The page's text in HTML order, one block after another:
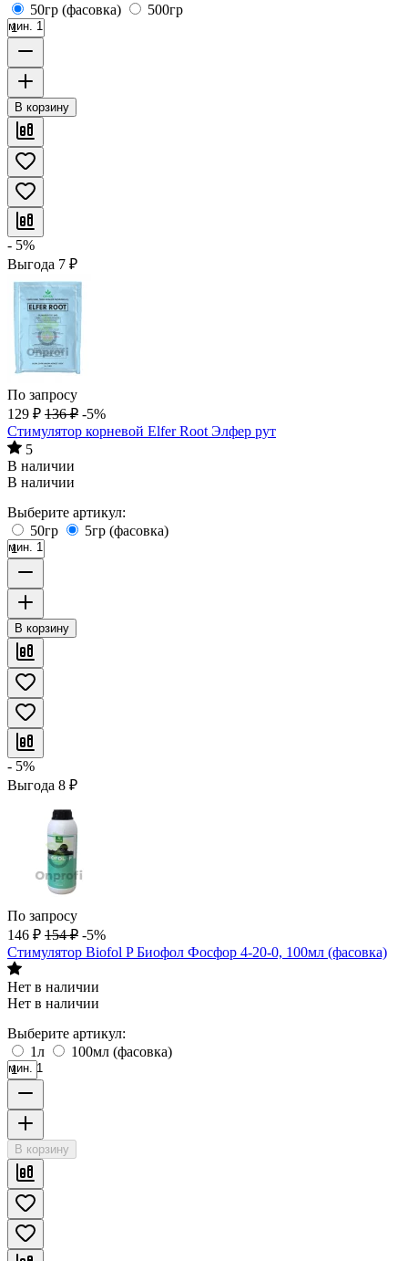
50гр (фасовка)
500гр
мин. 1
В корзину
- 5%
Выгода 7 ₽
По запросу
129 ₽ 136 ₽ -5%
Стимулятор корневой Elfer Root Элфер рут
5
В наличии
В наличии
Выберите артикул:
50гр
5гр (фасовка)
мин. 1
В корзину
- 5%
Выгода 8 ₽
По запросу
146 ₽ 154 ₽ -5%
Стимулятор Biofol P Биофол Фосфор 4-20-0, 100мл (фасовка)
Нет в наличии
Нет в наличии
Выберите артикул:
1л
100мл (фасовка)
мин. 1
В корзину